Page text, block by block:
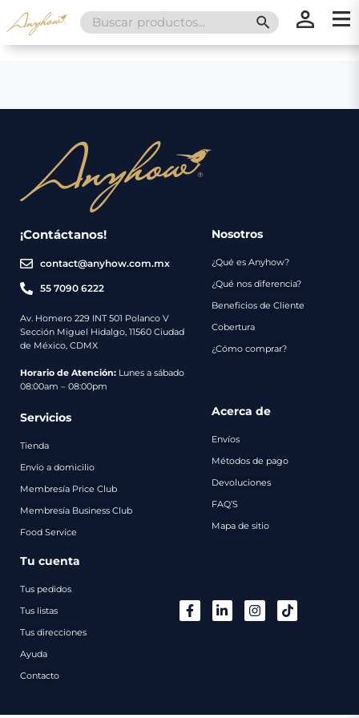
Search
for:
SEARCH
¡Contáctanos!
contact@anyhow.com.mx
55 7090 6222
Av. Homero 229 INT 501 Polanco V
Sección Miguel Hidalgo, 11560 Ciudad
de México, CDMX
Horario de Atención: Lunes a sábado
08:00am – 08:00pm
Nosotros
¿Qué es Anyhow?
¿Qué nos diferencia?
Beneficios de Cliente
Cobertura
¿Cómo comprar?
Servicios
Tienda
Envío a domicilio
Membresía Price Club
Membresía Business Club
Food Service
Acerca de
Envíos
Métodos de pago
Devoluciones
FAQ’S
Mapa de sitio
Tu cuenta
Tus pedidos
Tus listas
Tus direcciones
Ayuda
Contacto
Nosotros
Servicios
Envíos
Métodos
de
Catálogo
Regalos
Contacto